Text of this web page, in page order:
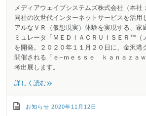
メディアウェイブシステムズ株式会社（本社
同社の次世代インターネットサービスを活用
アルなＶＲ（仮想現実）体験を実現する、家
ミュレータ「ＭＥＤＩＡＣＲＵＩＳＥＲ™（
を開発。２０２０年１１月２０日に、金沢港
開催される「ｅ−ｍｅｓｓｅ ｋａｎａｚａ
考出展します。
詳しく読む»
お知らせ 2020年11月12日